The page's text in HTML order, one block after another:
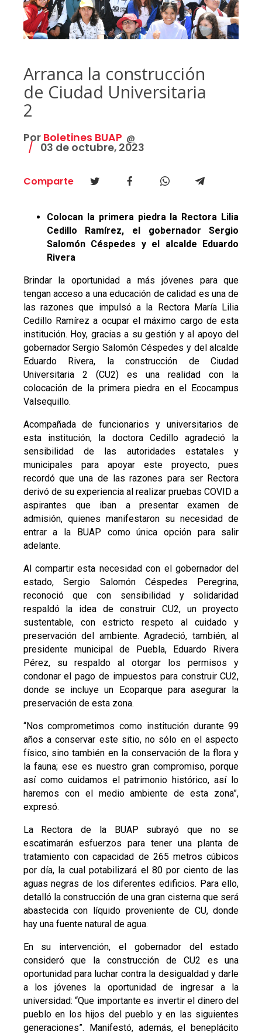
Arranca la construcción
de Ciudad Universitaria
2
Por Boletines BUAP @
03 de octubre, 2023
Comparte
Colocan la primera piedra la Rectora Lilia
Cedillo Ramírez, el gobernador Sergio
Salomón Céspedes y el alcalde Eduardo
Rivera
Brindar la oportunidad a más jóvenes para que
tengan acceso a una educación de calidad es una de
las razones que impulsó a la Rectora María Lilia
Cedillo Ramírez a ocupar el máximo cargo de esta
institución. Hoy, gracias a su gestión y al apoyo del
gobernador Sergio Salomón Céspedes y del alcalde
Eduardo Rivera, la construcción de Ciudad
Universitaria 2 (CU2) es una realidad con la
colocación de la primera piedra en el Ecocampus
Valsequillo.
Acompañada de funcionarios y universitarios de
esta institución, la doctora Cedillo agradeció la
sensibilidad de las autoridades estatales y
municipales para apoyar este proyecto, pues
recordó que una de las razones para ser Rectora
derivó de su experiencia al realizar pruebas COVID a
aspirantes que iban a presentar examen de
admisión, quienes manifestaron su necesidad de
entrar a la BUAP como única opción para salir
adelante.
Al compartir esta necesidad con el gobernador del
estado, Sergio Salomón Céspedes Peregrina,
reconoció que con sensibilidad y solidaridad
respaldó la idea de construir CU2, un proyecto
sustentable, con estricto respeto al cuidado y
preservación del ambiente. Agradeció, también, al
presidente municipal de Puebla, Eduardo Rivera
Pérez, su respaldo al otorgar los permisos y
condonar el pago de impuestos para construir CU2,
donde se incluye un Ecoparque para asegurar la
preservación de esta zona.
“Nos comprometimos como institución durante 99
años a conservar este sitio, no sólo en el aspecto
físico, sino también en la conservación de la flora y
la fauna; ese es nuestro gran compromiso, porque
así como cuidamos el patrimonio histórico, así lo
haremos con el medio ambiente de esta zona”,
expresó.
La Rectora de la BUAP subrayó que no se
escatimarán esfuerzos para tener una planta de
tratamiento con capacidad de 265 metros cúbicos
por día, la cual potabilizará el 80 por ciento de las
aguas negras de los diferentes edificios. Para ello,
detalló la construcción de una gran cisterna que será
abastecida con líquido proveniente de CU, donde
hay una fuente natural de agua.
En su intervención, el gobernador del estado
consideró que la construcción de CU2 es una
oportunidad para luchar contra la desigualdad y darle
a los jóvenes la oportunidad de ingresar a la
universidad: “Que importante es invertir el dinero del
pueblo en los hijos del pueblo y en las siguientes
generaciones”. Manifestó, además, el beneplácito